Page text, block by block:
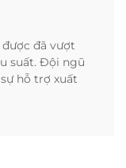
đã vượt
suất. Đội ngũ
hỗ trợ xuất